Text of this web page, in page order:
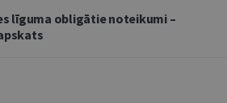
līguma obligātie noteikumi –